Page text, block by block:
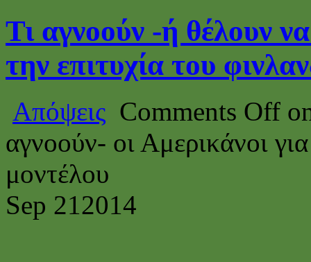
Τι αγνοούν -ή θέλουν
την επιτυχία του
Απόψεις Comments Off
αγνοούν- οι Αμερικάνοι
μοντέλου
Sep 212014